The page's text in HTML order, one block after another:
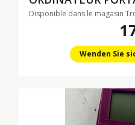
Disponible dans le magasin
Wenden Sie